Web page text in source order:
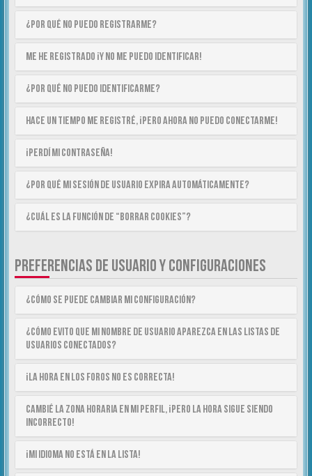
¿Por qué no puedo registrarme?
Me he registrado ¡y no me puedo identificar!
¿Por qué no puedo identificarme?
Hace un tiempo me registré, ¡pero ahora no puedo conectarme!
¡Perdí mi contraseña!
¿Por qué mi sesión de usuario expira automáticamente?
¿Cuál es la función de “Borrar cookies”?
PREFERENCIAS DE USUARIO Y CONFIGURACIONES
¿Cómo se puede cambiar mi configuración?
¿Cómo evito que mi nombre de usuario aparezca en las listas de
usuarios conectados?
¡La hora en los foros no es correcta!
Cambié la zona horaria en mi perfil, ¡pero la hora sigue siendo
incorrecto!
¡Mi idioma no está en la lista!